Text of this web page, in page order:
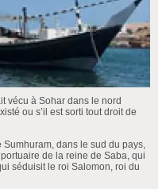
vécu à Sohar dans le nord
ou s’il est sorti tout droit de
dans le sud du pays,
de la reine de Saba, qui
séduisit le roi Salomon, roi du